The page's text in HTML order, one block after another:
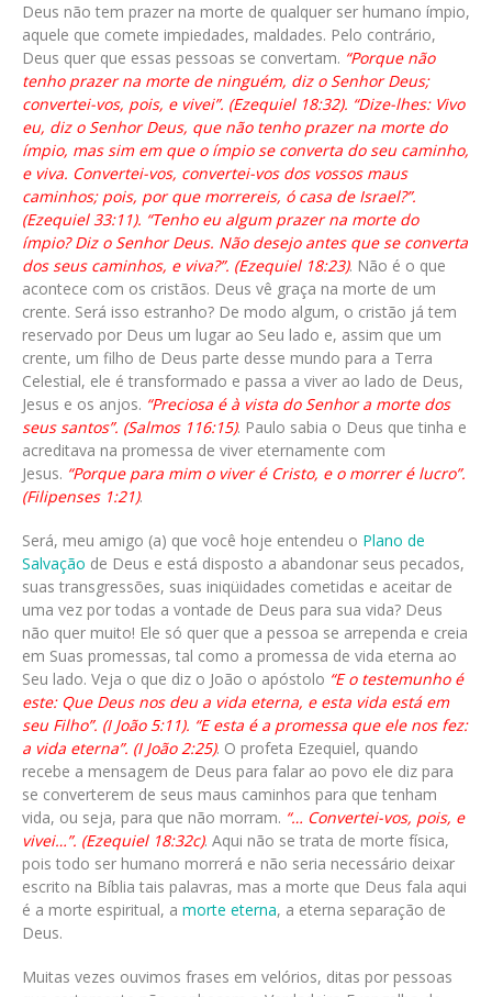
Deus não tem prazer na morte de qualquer ser humano ímpio,
aquele que comete impiedades, maldades. Pelo contrário,
Deus quer que essas pessoas se convertam. “Porque não
tenho prazer na morte de ninguém, diz o Senhor Deus;
convertei-vos, pois, e vivei”. (Ezequiel 18:32). “Dize-lhes: Vivo
eu, diz o Senhor Deus, que não tenho prazer na morte do
ímpio, mas sim em que o ímpio se converta do seu caminho,
e viva. Convertei-vos, convertei-vos dos vossos maus
caminhos; pois, por que morrereis, ó casa de Israel?”.
(Ezequiel 33:11). “Tenho eu algum prazer na morte do
ímpio? Diz o Senhor Deus. Não desejo antes que se converta
dos seus caminhos, e viva?”. (Ezequiel 18:23). Não é o que
acontece com os cristãos. Deus vê graça na morte de um
crente. Será isso estranho? De modo algum, o cristão já tem
reservado por Deus um lugar ao Seu lado e, assim que um
crente, um filho de Deus parte desse mundo para a Terra
Celestial, ele é transformado e passa a viver ao lado de Deus,
Jesus e os anjos. “Preciosa é à vista do Senhor a morte dos
seus santos”. (Salmos 116:15). Paulo sabia o Deus que tinha e
acreditava na promessa de viver eternamente com
Jesus. “Porque para mim o viver é Cristo, e o morrer é lucro”.
(Filipenses 1:21).
Será, meu amigo (a) que você hoje entendeu o Plano de
Salvação de Deus e está disposto a abandonar seus pecados,
suas transgressões, suas iniqüidades cometidas e aceitar de
uma vez por todas a vontade de Deus para sua vida? Deus
não quer muito! Ele só quer que a pessoa se arrependa e creia
em Suas promessas, tal como a promessa de vida eterna ao
Seu lado. Veja o que diz o João o apóstolo “E o testemunho é
este: Que Deus nos deu a vida eterna, e esta vida está em
seu Filho”. (I João 5:11). “E esta é a promessa que ele nos fez:
a vida eterna”. (I João 2:25). O profeta Ezequiel, quando
recebe a mensagem de Deus para falar ao povo ele diz para
se converterem de seus maus caminhos para que tenham
vida, ou seja, para que não morram. “… Convertei-vos, pois, e
vivei…”. (Ezequiel 18:32c). Aqui não se trata de morte física,
pois todo ser humano morrerá e não seria necessário deixar
escrito na Bíblia tais palavras, mas a morte que Deus fala aqui
é a morte espiritual, a morte eterna, a eterna separação de
Deus.
Muitas vezes ouvimos frases em velórios, ditas por pessoas